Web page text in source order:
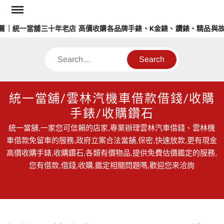
Skip
content
統一當舖三十年老店 高價收購各品牌手錶、K金錶、鑽錶、精品與故
Search
統一當舖/雲林汽機車借款借錢/收購
手錶/收購鑽石
統一當舖,一家您可信賴的店家,專業辦理雲林汽車借錢、雲林機
車借款免留車的服務,政府立案合法當舖,保密,快速放款,更有現金
高價收購手錶,收購鑽石,各類有價物品,提供免費估價鑑定的服務,
您有借款,借錢,收購,鑑定相關問題嗎,歡迎您來洽詢